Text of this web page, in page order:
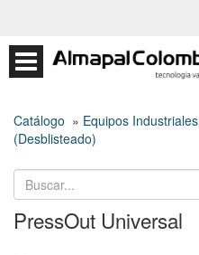
Catálogo » Equipos Industriales
(Desblisteado)
PressOut Universal